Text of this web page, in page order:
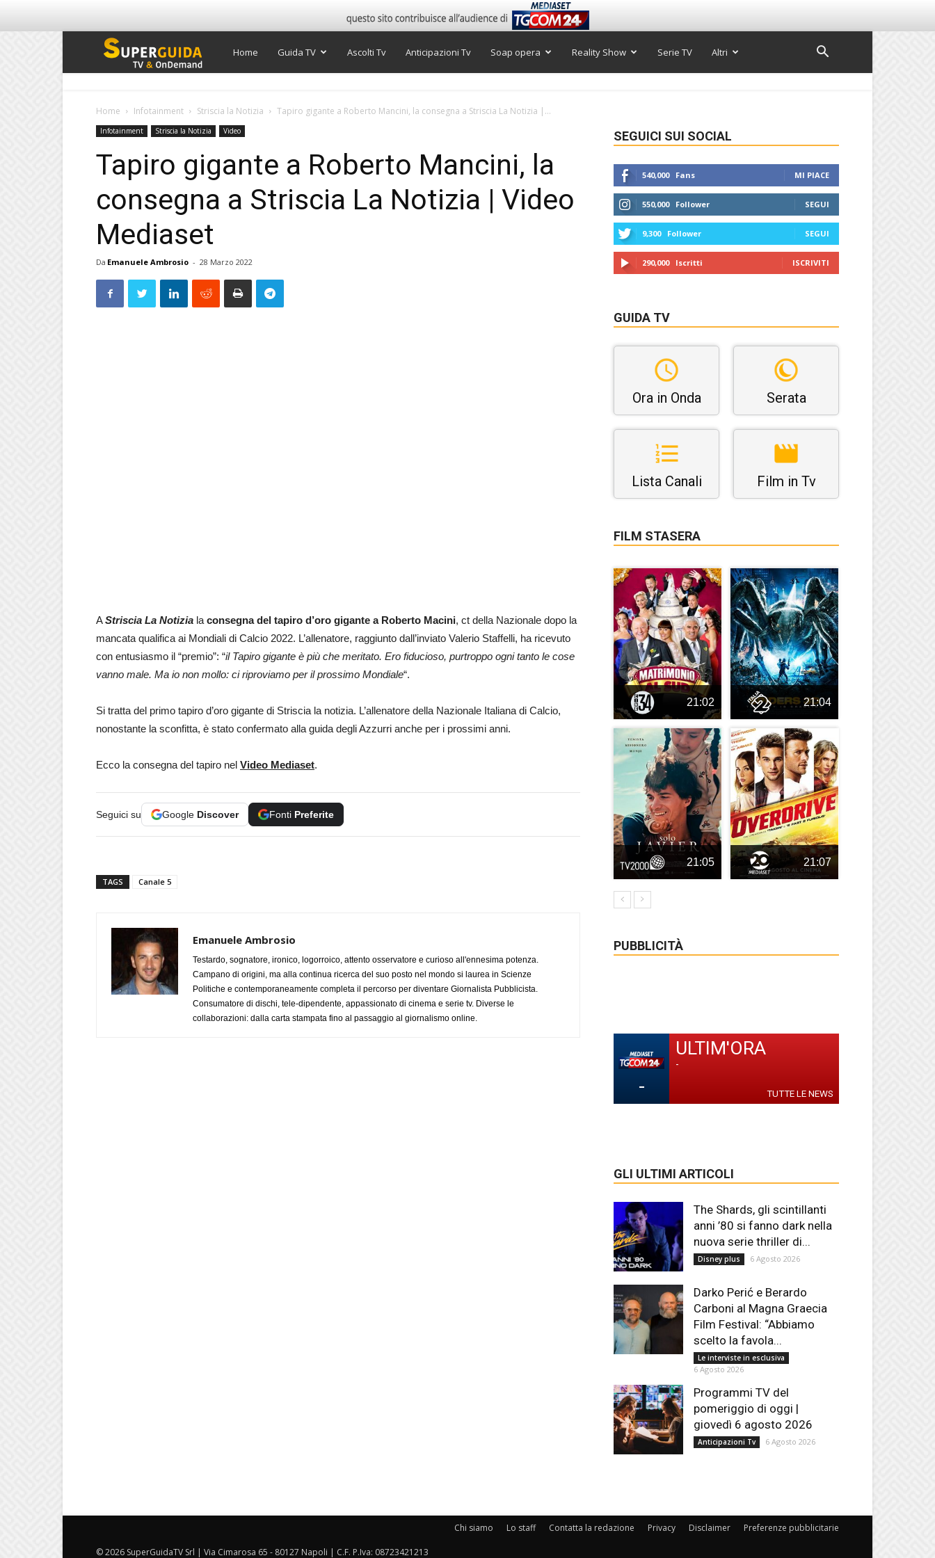
Super
TV
Home Guida TV Ascolti Tv Anticipazioni Tv Soap opera Reality Show Serie TV Altri
Home Infotainment Striscia la Notizia Tapiro gigante a Roberto Mancini, la consegna a Striscia La Notizia |...
Infotainment Striscia la Notizia Video
Tapiro gigante a Roberto Mancini, la
consegna a Striscia La Notizia | Video
Mediaset
Da Emanuele Ambrosio - 28 Marzo 2022
AStriscia La Notizia la consegna del tapiro d’oro gigante a Roberto Macini, ct della Nazionale dopo la
mancata qualifica ai Mondiali di Calcio 2022. L’allenatore, raggiunto dall’inviato Valerio Staffelli, ha ricevuto
con entusiasmo il “premio”: “il Tapiro gigante è più che meritato. Ero fiducioso, purtroppo ogni tanto le cose
vanno male. Ma io non mollo: ci riproviamo per il prossimo Mondiale“.
Si tratta del primo tapiro d’oro gigante di Striscia la notizia. L’allenatore della Nazionale Italiana di Calcio,
nonostante la sconfitta, è stato confermato alla guida degli Azzurri anche per i prossimi anni.
Ecco la consegna del tapiro nel Video Mediaset.
Seguici su Google Discover Fonti Preferite
TAGS Canale 5
Emanuele Ambrosio
Testardo, sognatore, ironico, logorroico, attento osservatore e curioso all'ennesima potenza.
Campano di origini, ma alla continua ricerca del suo posto nel mondo si laurea in Scienze
Politiche e contemporaneamente completa il percorso per diventare Giornalista Pubblicista.
Consumatore di dischi, tele-dipendente, appassionato di cinema e serie tv. Diverse le
collaborazioni: dalla carta stampata fino al passaggio al giornalismo online.
SEGUICI SUI SOCIAL
540,000 Fans MI PIACE
550,000 Follower SEGUI
9,300 Follower SEGUI
290,000 Iscritti ISCRIVITI
GUIDA TV
Ora in Onda Serata
Lista Canali Film in Tv
FILM STASERA
21:02 21:04
21:05 21:07
PUBBLICITÀ
-
ULTIM'ORA
-
TUTTE LE NEWS
GLI ULTIMI ARTICOLI
The Shards, gli scintillanti
anni ’80 si fanno dark nella
nuova serie thriller di...
Disney plus 6 Agosto 2026
Darko Perić e Berardo
Carboni al Magna Graecia
Film Festival: “Abbiamo
scelto la favola...
Le interviste in esclusiva
6 Agosto 2026
Programmi TV del
pomeriggio di oggi |
giovedì 6 agosto 2026
Anticipazioni Tv 6 Agosto 2026
Chi siamo Lo staff Contatta la redazione Privacy Disclaimer Preferenze pubblicitarie
© 2026 SuperGuidaTV Srl | Via Cimarosa 65 - 80127 Napoli | C.F. P.Iva: 08723421213